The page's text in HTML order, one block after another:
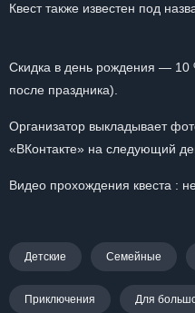
Квест также известен под
Скидка в день рождения — 10
после праздника).
Организатор выкладывает
«ВКонтакте» на следующий
Видео прохождения квеста :
Детские Семейные
Приключения Для